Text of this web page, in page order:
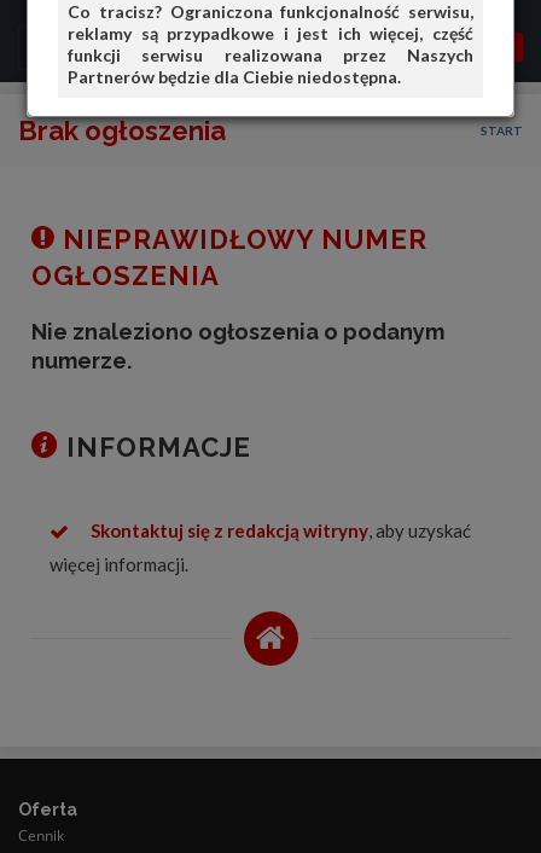
Co tracisz? Ograniczona funkcjonalność serwisu,
reklamy są przypadkowe i jest ich więcej, część
funkcji serwisu realizowana przez Naszych
Partnerów będzie dla Ciebie niedostępna.
MENU MOJA AG
Brak ogłoszenia START
NIEPRAWIDŁOWY NUMER
OGŁOSZENIA
Nie znaleziono ogłoszenia o podanym
numerze.
INFORMACJE
Skontaktuj się z redakcją witryny, aby uzyskać
więcej informacji.
Oferta
Cennik